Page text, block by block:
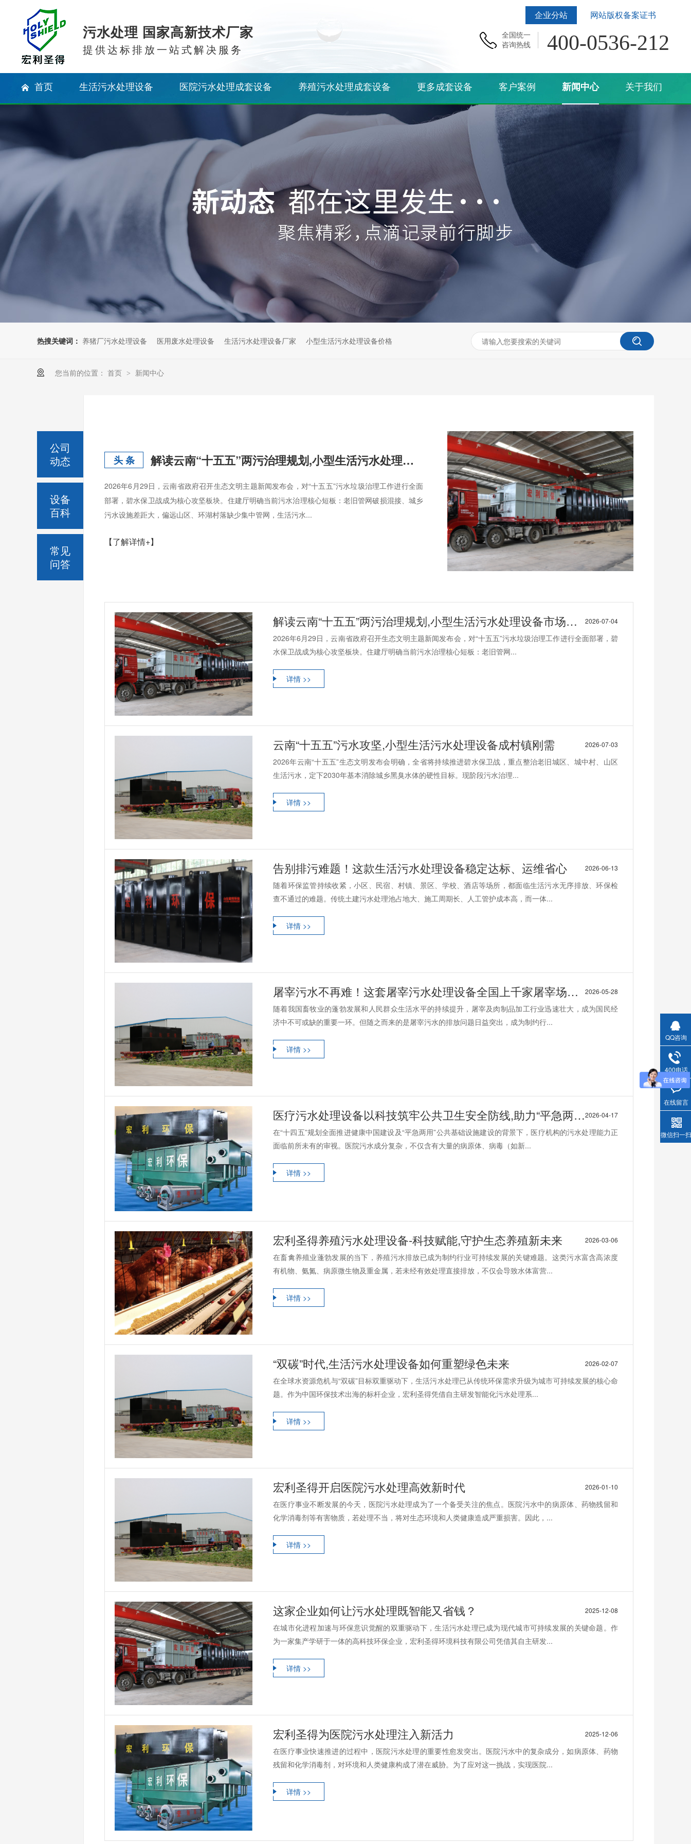
企业分站 网站版权备案证书
污水处理 国家高新技术厂家
提供达标排放一站式解决服务
全国统一
咨询热线
400-0536-212
首页 生活污水处理设备 医院污水处理成套设备 养殖污水处理成套设备 更多成套设备 客户案例 新闻中心 关于我们
热搜关键词： 养猪厂污水处理设备 医用废水处理设备 生活污水处理设备厂家 小型生活污水处理设备价格
您当前的位置： 首页 > 新闻中心
头 条 解读云南“十五五”两污治理规划,小型生活污水处理设备市场机遇
2026年6月29日，云南省政府召开生态文明主题新闻发布会，对“十五五”污水垃圾治理工作进行全面
部署，碧水保卫战成为核心攻坚板块。住建厅明确当前污水治理核心短板：老旧管网破损混接、城乡
污水设施差距大，偏远山区、环湖村落缺少集中管网，生活污水...
【了解详情+】
2026-07-04
解读云南“十五五”两污治理规划,小型生活污水处理设备市场机遇
2026年6月29日，云南省政府召开生态文明主题新闻发布会，对“十五五”污水垃圾治理工作进行全面部署，碧
水保卫战成为核心攻坚板块。住建厅明确当前污水治理核心短板：老旧管网...
详情 >>
2026-07-03
云南“十五五”污水攻坚,小型生活污水处理设备成村镇刚需
2026年云南“十五五”生态文明发布会明确，全省将持续推进碧水保卫战，重点整治老旧城区、城中村、山区
生活污水，定下2030年基本消除城乡黑臭水体的硬性目标。现阶段污水治理...
详情 >>
2026-06-13
告别排污难题！这款生活污水处理设备稳定达标、运维省心
随着环保监管持续收紧，小区、民宿、村镇、景区、学校、酒店等场所，都面临生活污水无序排放、环保检
查不通过的难题。传统土建污水处理池占地大、施工周期长、人工管护成本高，而一体...
详情 >>
2026-05-28
屠宰污水不再难！这套屠宰污水处理设备全国上千家屠宰场都在用
随着我国畜牧业的蓬勃发展和人民群众生活水平的持续提升，屠宰及肉制品加工行业迅速壮大，成为国民经
济中不可或缺的重要一环。但随之而来的是屠宰污水的排放问题日益突出，成为制约行...
详情 >>
2026-04-17
医疗污水处理设备以科技筑牢公共卫生安全防线,助力“平急两用”医疗体系建设
在“十四五”规划全面推进健康中国建设及“平急两用”公共基础设施建设的背景下，医疗机构的污水处理能力正
面临前所未有的审视。医院污水成分复杂，不仅含有大量的病原体、病毒（如新...
详情 >>
2026-03-06
宏利圣得养殖污水处理设备-科技赋能,守护生态养殖新未来
在畜禽养殖业蓬勃发展的当下，养殖污水排放已成为制约行业可持续发展的关键难题。这类污水富含高浓度
有机物、氨氮、病原微生物及重金属，若未经有效处理直接排放，不仅会导致水体富营...
详情 >>
2026-02-07
“双碳”时代,生活污水处理设备如何重塑绿色未来
在全球水资源危机与“双碳”目标双重驱动下，生活污水处理已从传统环保需求升级为城市可持续发展的核心命
题。作为中国环保技术出海的标杆企业，宏利圣得凭借自主研发智能化污水处理系...
详情 >>
2026-01-10
宏利圣得开启医院污水处理高效新时代
在医疗事业不断发展的今天，医院污水处理成为了一个备受关注的焦点。医院污水中的病原体、药物残留和
化学消毒剂等有害物质，若处理不当，将对生态环境和人类健康造成严重损害。因此，...
详情 >>
2025-12-08
这家企业如何让污水处理既智能又省钱？
在城市化进程加速与环保意识觉醒的双重驱动下，生活污水处理已成为现代城市可持续发展的关键命题。作
为一家集产学研于一体的高科技环保企业，宏利圣得环境科技有限公司凭借其自主研发...
详情 >>
2025-12-06
宏利圣得为医院污水处理注入新活力
在医疗事业快速推进的过程中，医院污水处理的重要性愈发突出。医院污水中的复杂成分，如病原体、药物
残留和化学消毒剂，对环境和人类健康构成了潜在威胁。为了应对这一挑战，实现医院...
详情 >>
公司
动态
设备
百科
常见
问答
QQ咨询
400电话
在线留言
微信扫一扫